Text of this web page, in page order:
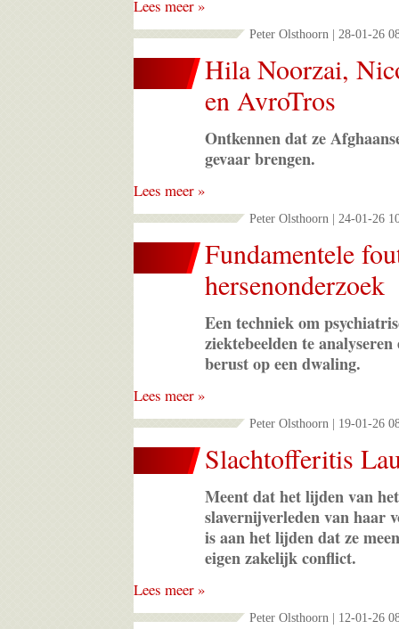
Lees meer »
Peter Olsthoorn | 28-01-26
Hila Noorzai,
en AvroTros
Ontkennen dat ze
gevaar brengen.
Lees meer »
Peter Olsthoorn | 24-01-26
Fundamentele
hersenonderzoek
Een techniek om
ziektebeelden te analyseren
berust op een dwaling.
Lees meer »
Peter Olsthoorn | 19-01-26
Slachtofferitis
Meent dat het lijden van
slavernijverleden van haar
is aan het lijden dat ze
eigen zakelijk conflict.
Lees meer »
Peter Olsthoorn | 12-01-26